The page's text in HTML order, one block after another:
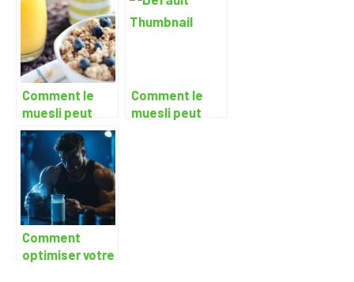
avec des poids
et halteres
masse
optimale
Comment le
muesli peut
vous aider à
avoir de
l’énergie tout
au long de la
journée
Comment le
muesli peut
Comment
optimiser votre